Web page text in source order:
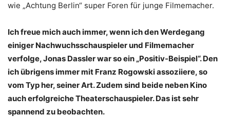
wie „Achtung Berlin“ super Foren für junge Filmemacher.
Ich freue mich auch immer, wenn ich den Werdegang
einiger Nachwuchsschauspieler und Filmemacher
verfolge, Jonas Dassler war so ein „Positiv-Beispiel“. Den
ich übrigens immer mit Franz Rogowski assoziiere, so
vom Typ her, seiner Art. Zudem sind beide neben Kino
auch erfolgreiche Theaterschauspieler. Das ist sehr
spannend zu beobachten.